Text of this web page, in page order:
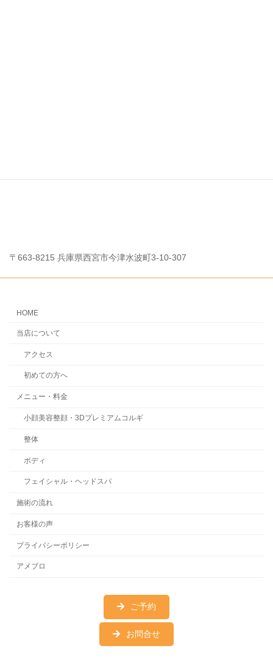
〒663-8215 兵庫県西宮市今津水波町3-10-307
HOME
当店について
アクセス
初めての方へ
メニュー・料金
小顔美容整顔・3Dプレミアムコルギ
整体
ボディ
フェイシャル・ヘッドスパ
施術の流れ
お客様の声
プライバシーポリシー
アメブロ
ご予約
お問合せ